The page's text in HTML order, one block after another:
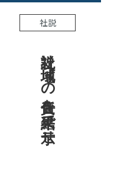
社説
社説 地域への責任を結果で示せ